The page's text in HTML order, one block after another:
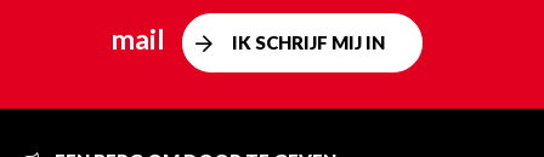
mail
IK SCHRIJF MIJ IN